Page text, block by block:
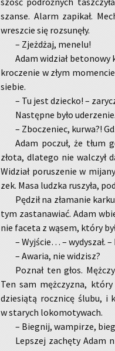
szan­se. Alarm za­pi­kał.
wresz­cie się roz­su­nę­ły.
– Zjeż­dżaj, me­ne­lu!
Adam wi­dział
kro­cze­nie w złym
sie­bie.
– Tu jest dziec­ko! –
Na­stęp­ne było ude­rze­nie.
– Zbo­cze­niec, kurwa?!
Adam po­czuł, że tłum
złota, dla­te­go nie wal­czył
Wi­dział po­ru­sze­nie w
zek. Masa ludz­ka ru­szy­ła,
Pę­dził na zła­ma­nie
tym za­sta­na­wiać. Adam
nie fa­ce­ta z wąsem, który
– Wyj­ście… – wy­dy­szał.
– Awa­ria, nie wi­dzisz?
Po­znał ten głos.
Ten sam męż­czy­zna,
dzie­sią­tą rocz­ni­cę ślubu, i
w sta­rych lo­ko­mo­ty­wach.
– Bie­gnij, wam­pi­rze,
Lep­szej za­chę­ty Adam